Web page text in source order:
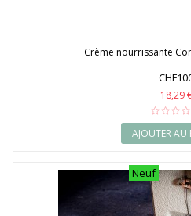
Crème nourrissante
18,29
AJOUTER AU
Neuf